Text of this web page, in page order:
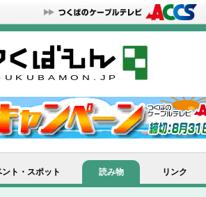
ント・スポット 読み物 リンク